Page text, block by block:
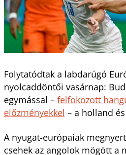
Folytatódtak a labdarúgó
nyolcaddöntői vasárnap:
egymással – felfokozott
előzményekkel – a holland
A nyugat-európaiak
csehek az angolok mögött a